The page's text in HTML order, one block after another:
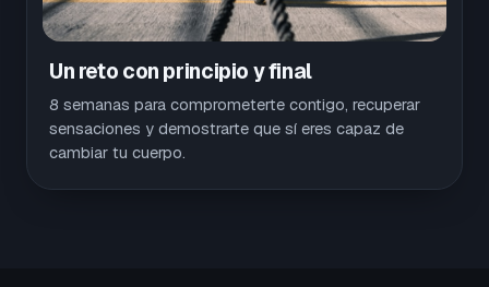
Un reto con principio y final
8 semanas para comprometerte contigo, recuperar
sensaciones y demostrarte que sí eres capaz de
cambiar tu cuerpo.